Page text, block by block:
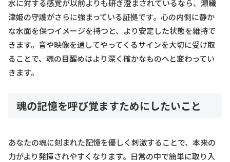
水に対する感覚が以前よりも研ぎ澄まされているなら、瀬織
津姫の守護がさらに強まっている証拠です。心の内側に静か
な水面を保つイメージを持つと、より安定した状態を維持で
きます。音や映像を通してやってくるサインを大切に受け取
ることで、魂の目醒めはより深く確かなものへと変わってい
きます。
魂の記憶を呼び覚ますためにしたいこと
あなたの魂に刻まれた記憶を優しく刺激することで、本来の
力がより発揮されやすくなります。日常の中で簡単に取り入